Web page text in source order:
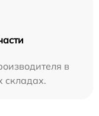
в
складах.